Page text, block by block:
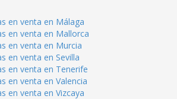
en venta en Málaga
en venta en Mallorca
en venta en Murcia
en venta en Sevilla
en venta en Tenerife
en venta en Valencia
en venta en Vizcaya